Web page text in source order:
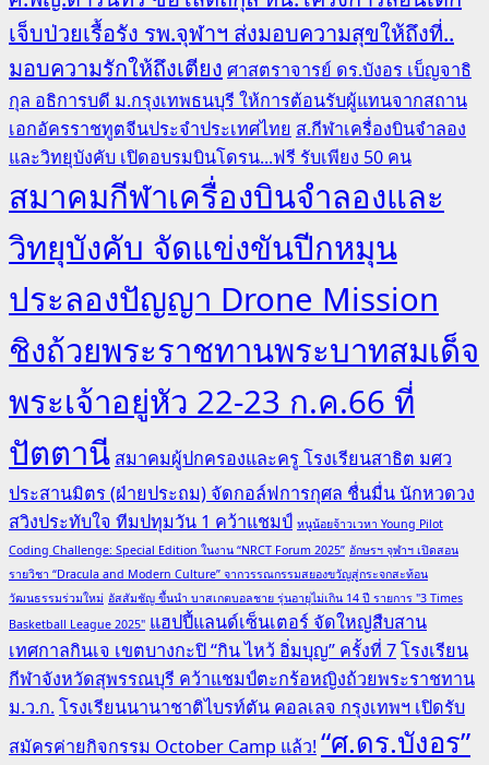
เจ็บป่วยเรื้อรัง รพ.จุฬาฯ ส่งมอบความสุขให้ถึงที่..
มอบความรักให้ถึงเตียง ศาสตราจารย์ ดร.บังอร เบ็ญจาธิ
กุล อธิการบดี ม.กรุงเทพธนบุรี ให้การต้อนรับผู้แทนจากสถาน
เอกอัครราชทูตจีนประจำประเทศไทย ส.กีฬาเครื่องบินจำลอง
และวิทยุบังคับ เปิดอบรมบินโดรน...ฟรี รับเพียง 50 คน
สมาคมกีฬาเครื่องบินจำลองและ
วิทยุบังคับ จัดแข่งขันปีกหมุน
ประลองปัญญา Drone Mission
ชิงถ้วยพระราชทานพระบาทสมเด็จ
พระเจ้าอยู่หัว 22-23 ก.ค.66 ที่
ปัตตานี สมาคมผู้ปกครองและครู โรงเรียนสาธิต มศว
ประสานมิตร (ฝ่ายประถม) จัดกอล์ฟการกุศล ชื่นมื่น นักหวดวง
สวิงประทับใจ ทีมปทุมวัน 1 คว้าแชมป์ หนูน้อยจ้าวเวหา Young Pilot
Coding Challenge: Special Edition ในงาน “NRCT Forum 2025” อักษรฯ จุฬาฯ เปิดสอน
รายวิชา “Dracula and Modern Culture” จากวรรณกรรมสยองขวัญสู่กระจกสะท้อน
วัฒนธรรมร่วมใหม่ อัสสัมชัญ ขึ้นนำ บาสเกตบอลชาย รุ่นอายุไม่เกิน 14 ปี รายการ "3 Times
Basketball League 2025" แฮปปี้แลนด์เซ็นเตอร์ จัดใหญ่สืบสาน
เทศกาลกินเจ เขตบางกะปิ “กิน ไหว้ อิ่มบุญ” ครั้งที่ 7โรงเรียน
กีฬาจังหวัดสุพรรณบุรี คว้าแชมป์ตะกร้อหญิงถ้วยพระราชทาน
ม.ว.ก.โรงเรียนนานาชาติไบรท์ตัน คอลเลจ กรุงเทพฯ เปิดรับ
สมัครค่ายกิจกรรม October Camp แล้ว!“ศ.ดร.บังอร”